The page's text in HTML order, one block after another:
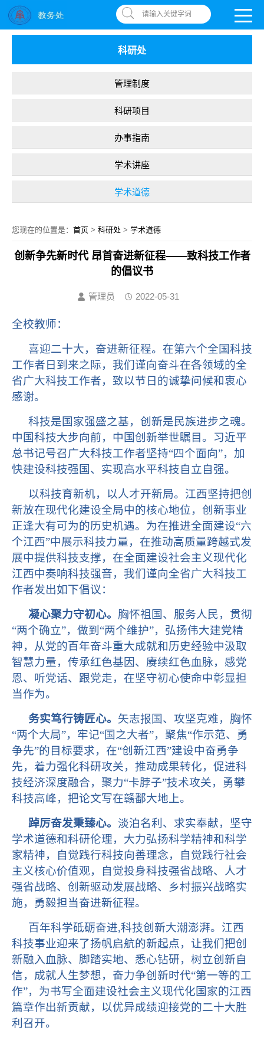
南昌应用技术师范学院，助你圆梦! OA系统| 书记信箱 违反师德举报信箱
请输入关键字词
科研处
管理制度
科研项目
办事指南
学术讲座
学术道德
您现在的位置是： 首页 > 科研处 > 学术道德
创新争先新时代 昂首奋进新征程——致科技工作者
的倡议书
管理员 2022-05-31
全校教师：
喜迎二十大，奋进新征程。在第六个全国科技
工作者日到来之际，我们谨向奋斗在各领域的全
省广大科技工作者，致以节日的诚挚问候和衷心
感谢。
科技是国家强盛之基，创新是民族进步之魂。
中国科技大步向前，中国创新举世瞩目。习近平
总书记号召广大科技工作者坚持“四个面向”，加
快建设科技强国、实现高水平科技自立自强。
以科技育新机，以人才开新局。江西坚持把创
新放在现代化建设全局中的核心地位，创新事业
正逢大有可为的历史机遇。为在推进全面建设“六
个江西”中展示科技力量，在推动高质量跨越式发
展中提供科技支撑，在全面建设社会主义现代化
江西中奏响科技强音，我们谨向全省广大科技工
作者发出如下倡议：
凝心聚力守初心。 胸怀祖国、服务人民，贯彻
“两个确立”，做到“两个维护”，弘扬伟大建党精
神，从党的百年奋斗重大成就和历史经验中汲取
智慧力量，传承红色基因、赓续红色血脉，感党
恩、听党话、跟党走，在坚守初心使命中彰显担
当作为。
务实笃行铸匠心。 矢志报国、攻坚克难，胸怀
“两个大局”，牢记“国之大者”，聚焦“作示范、勇
争先”的目标要求，在“创新江西”建设中奋勇争
先，着力强化科研攻关，推动成果转化，促进科
技经济深度融合，聚力“卡脖子”技术攻关，勇攀
科技高峰，把论文写在赣鄱大地上。
踔厉奋发秉臻心。 淡泊名利、求实奉献，坚守
学术道德和科研伦理，大力弘扬科学精神和科学
家精神，自觉践行科技向善理念，自觉践行社会
主义核心价值观，自觉投身科技强省战略、人才
强省战略、创新驱动发展战略、乡村振兴战略实
施，勇毅担当奋进新征程。
百年科学砥砺奋进,科技创新大潮澎湃。江西
科技事业迎来了扬帆启航的新起点，让我们把创
新融入血脉、脚踏实地、悉心钻研，树立创新自
信，成就人生梦想，奋力争创新时代“第一等的工
作”，为书写全面建设社会主义现代化国家的江西
篇章作出新贡献，以优异成绩迎接党的二十大胜
利召开。